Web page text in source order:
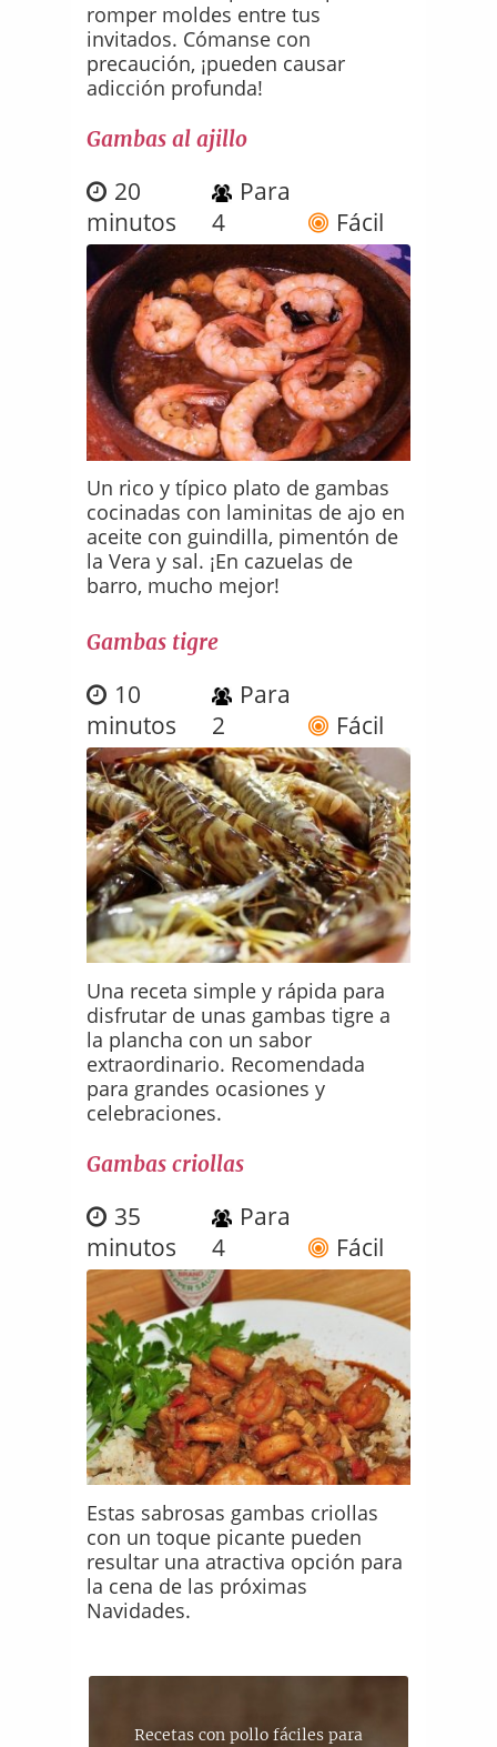
romper moldes entre tus
invitados. Cómanse con
precaución, ¡pueden causar
adicción profunda!
Gambas al ajillo
20
minutos
Para
4
Fácil
Un rico y típico plato de gambas
cocinadas con laminitas de ajo en
aceite con guindilla, pimentón de
la Vera y sal. ¡En cazuelas de
barro, mucho mejor!
Gambas tigre
10
minutos
Para
2
Fácil
Una receta simple y rápida para
disfrutar de unas gambas tigre a
la plancha con un sabor
extraordinario. Recomendada
para grandes ocasiones y
celebraciones.
Gambas criollas
35
minutos
Para
4
Fácil
Estas sabrosas gambas criollas
con un toque picante pueden
resultar una atractiva opción para
la cena de las próximas
Navidades.
Recetas con pollo fáciles para